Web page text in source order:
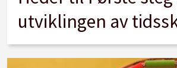
utviklingen av